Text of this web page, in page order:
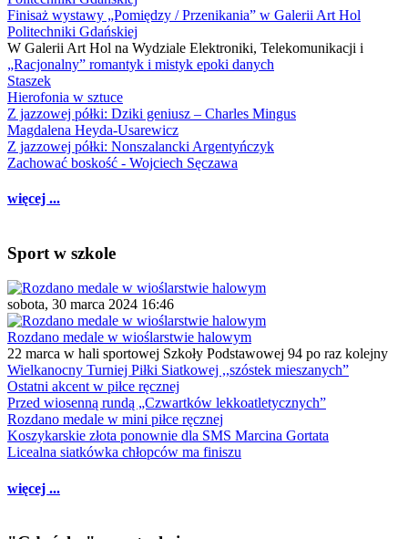
Finisaż wystawy „Pomiędzy / Przenikania” w Galerii Art Hol
Politechniki Gdańskiej
W Galerii Art Hol na Wydziale Elektroniki, Telekomunikacji i
„Racjonalny” romantyk i mistyk epoki danych
Staszek
Hierofonia w sztuce
Z jazzowej półki: Dziki geniusz – Charles Mingus
Magdalena Heyda-Usarewicz
Z jazzowej półki: Nonszalancki Argentyńczyk
Zachować boskość - Wojciech Sęczawa
więcej ...
Sport w szkole
sobota, 30 marca 2024 16:46
Rozdano medale w wioślarstwie halowym
22 marca w hali sportowej Szkoły Podstawowej 94 po raz kolejny
Wielkanocny Turniej Piłki Siatkowej ,,szóstek mieszanych”
Ostatni akcent w piłce ręcznej
Przed wiosenną rundą „Czwartków lekkoatletycznych”
Rozdano medale w mini piłce ręcznej
Koszykarskie złota ponownie dla SMS Marcina Gortata
Licealna siatkówka chłopców ma finiszu
więcej ...